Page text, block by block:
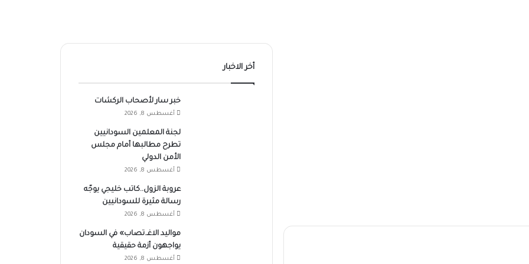
أخر الاخبار
خبر سار لأصحاب الركشات
أغسطس 8, 2026
لجنة المعلمين السودانيين
تطرح مطالبها أمام مجلس
الأمن الدولي
أغسطس 8, 2026
عروبة الزول..كاتب خليجي يوجّه
رسالة مثيرة للسودانيين
أغسطس 8, 2026
مواليد الاغـ.تصاب» في السودان
يواجهون أزمة حقيقية
أغسطس 8, 2026